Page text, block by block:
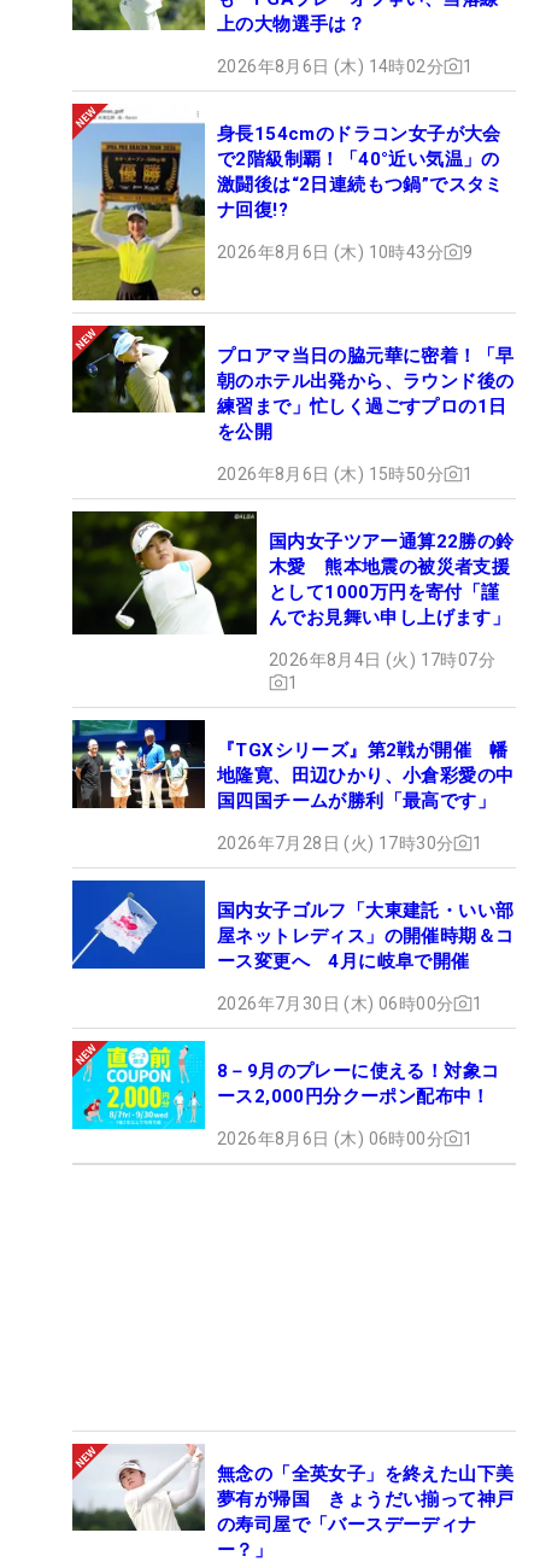
上の大物選手は？
2026年8月6日 (木) 14時02分 1
身長154cmのドラコン女子が大会
で2階級制覇！「40°近い気温」の
激闘後は“2日連続もつ鍋”でスタミ
ナ回復!?
2026年8月6日 (木) 10時43分 9
プロアマ当日の脇元華に密着！「早
朝のホテル出発から、ラウンド後の
練習まで」忙しく過ごすプロの1日
を公開
2026年8月6日 (木) 15時50分 1
国内女子ツアー通算22勝の鈴
木愛 熊本地震の被災者支援
として1000万円を寄付「謹
んでお見舞い申し上げます」
2026年8月4日 (火) 17時07分
1
『TGXシリーズ』第2戦が開催 幡
地隆寛、田辺ひかり、小倉彩愛の中
国四国チームが勝利「最高です」
2026年7月28日 (火) 17時30分 1
国内女子ゴルフ「大東建託・いい部
屋ネットレディス」の開催時期＆コ
ース変更へ 4月に岐阜で開催
2026年7月30日 (木) 06時00分 1
8－9月のプレーに使える！対象コ
ース2,000円分クーポン配布中！
2026年8月6日 (木) 06時00分 1
無念の「全英女子」を終えた山下美
夢有が帰国 きょうだい揃って神戸
の寿司屋で「バースデーディナ
ー？」